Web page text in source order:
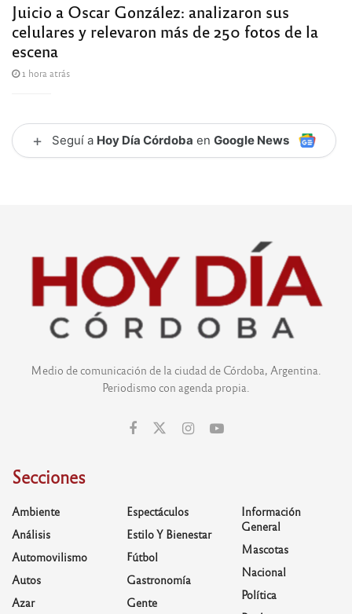
Juicio a Oscar González: analizaron sus
celulares y relevaron más de 250 fotos de la
escena
1 hora atrás
+ Seguí a Hoy Día Córdoba en Google News
Medio de comunicación de la ciudad de Córdoba, Argentina.
Periodismo con agenda propia.
Secciones
Ambiente
Análisis
Automovilismo
Autos
Azar
Espectáculos
Estilo Y Bienestar
Fútbol
Gastronomía
Gente
Información
General
Mascotas
Nacional
Política